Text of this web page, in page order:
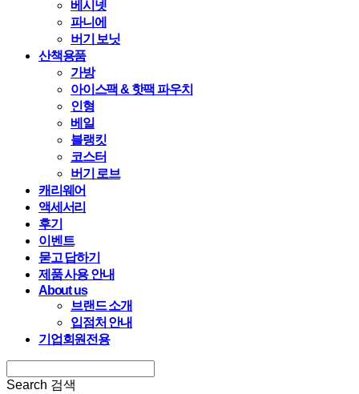
베시넷
파니에
버기 보닛
산책용품
가방
아이스팩 & 핫팩 파우치
인형
베일
블랭킷
코스터
버기 로브
캐리웨어
액세서리
후기
이벤트
묻고 답하기
제품 사용 안내
About us
브랜드 소개
입점처 안내
기업회원전용
Search 검색